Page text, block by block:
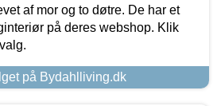
af mor og to døtre. De har et
på deres webshop. Klik
på Bydahlliving.dk